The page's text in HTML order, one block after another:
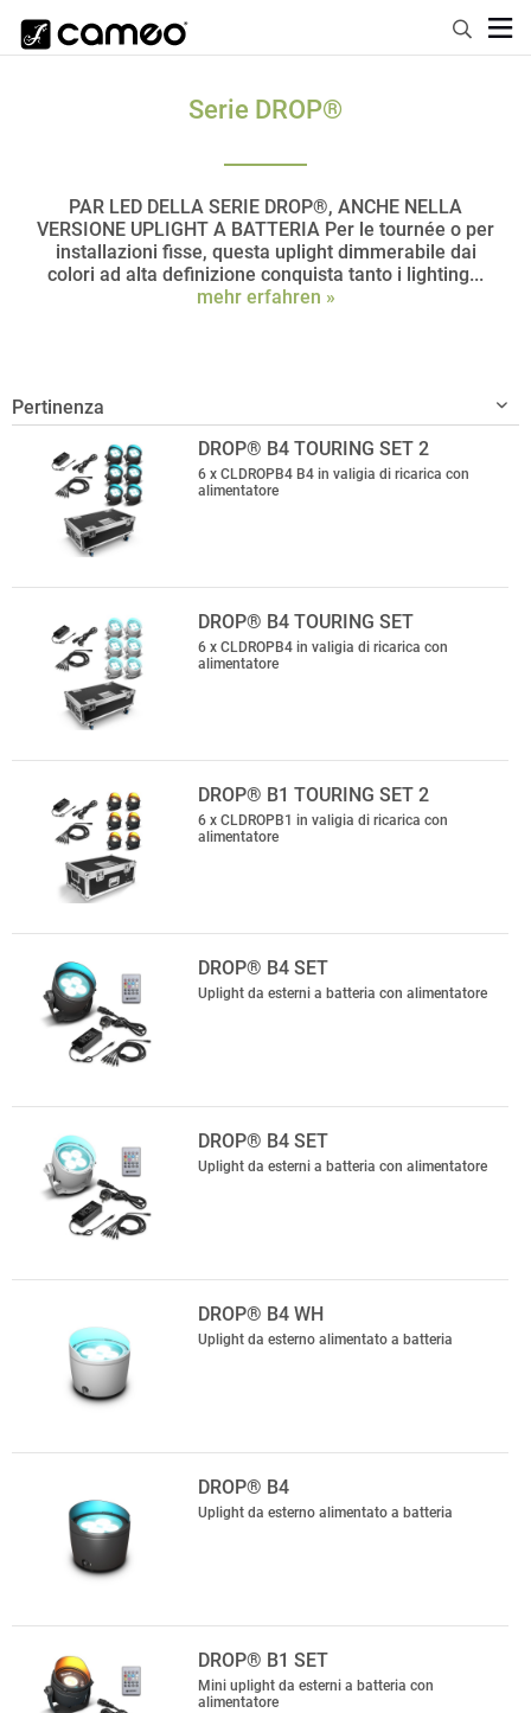
Serie DROP®
PAR LED DELLA SERIE DROP®, ANCHE NELLA
VERSIONE UPLIGHT A BATTERIA Per le tournée o per
installazioni fisse, questa uplight dimmerabile dai
colori ad alta definizione conquista tanto i lighting...
mehr erfahren »
DROP® B4 TOURING SET 2
6 x CLDROPB4 B4 in valigia di ricarica con
alimentatore
DROP® B4 TOURING SET
6 x CLDROPB4 in valigia di ricarica con
alimentatore
DROP® B1 TOURING SET 2
6 x CLDROPB1 in valigia di ricarica con
alimentatore
DROP® B4 SET
Uplight da esterni a batteria con alimentatore
DROP® B4 SET
Uplight da esterni a batteria con alimentatore
DROP® B4 WH
Uplight da esterno alimentato a batteria
DROP® B4
Uplight da esterno alimentato a batteria
DROP® B1 SET
Mini uplight da esterni a batteria con
alimentatore